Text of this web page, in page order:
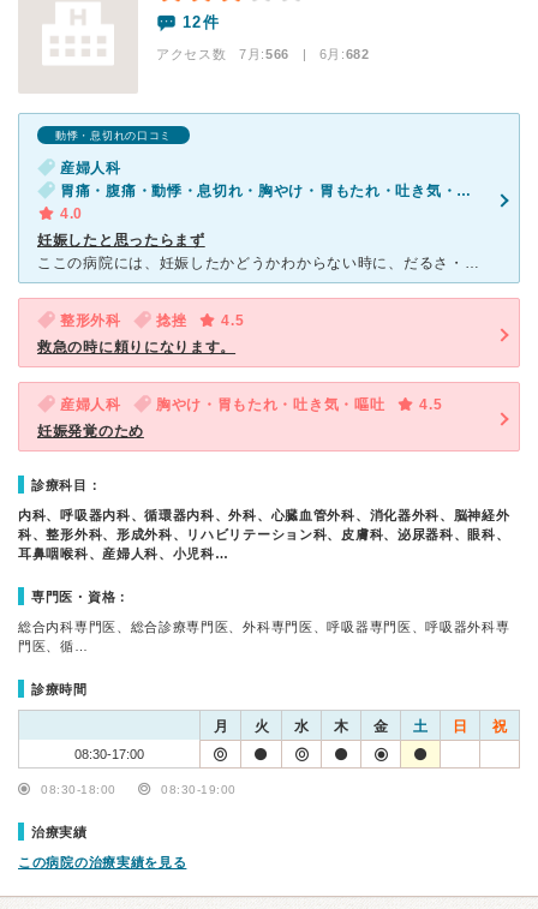
12件
アクセス数 7月:566 | 6月:682
動悸・息切れの口コミ
産婦人科
胃痛・腹痛・動悸・息切れ・胸やけ・胃もたれ・吐き気・嘔吐・下腹部の痛み（妊娠中）
4.0
妊娠したと思ったらまず
ここの病院には、妊娠したかどうかわからない時に、だるさ・胸焼け・胃もたれ・吐き気・倦怠感などがあり、通おうとしていた病院が定休日だったので受診しました。 総合病院ということもあり、予約していなかった
整形外科 捻挫
4.5
救急の時に頼りになります。
産婦人科 胸やけ・胃もたれ・吐き気・嘔吐
4.5
妊娠発覚のため
診療科目：
内科、呼吸器内科、循環器内科、外科、心臓血管外科、消化器外科、脳神経外
科、整形外科、形成外科、リハビリテーション科、皮膚科、泌尿器科、眼科、
耳鼻咽喉科、産婦人科、小児科…
専門医・資格：
総合内科専門医、総合診療専門医、外科専門医、呼吸器専門医、呼吸器外科専
門医、循…
診療時間
月 火 水 木 金 土 日 祝
08:30-17:00
08:30-18:00 08:30-19:00
治療実績
この病院の治療実績を見る